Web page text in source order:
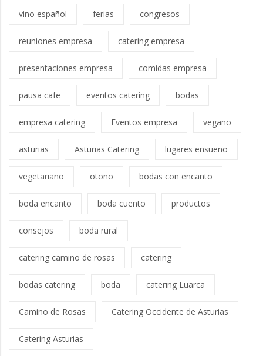
vino español ferias congresos
reuniones empresa catering empresa
presentaciones empresa comidas empresa
pausa cafe eventos catering bodas
empresa catering Eventos empresa vegano
asturias Asturias Catering lugares ensueño
vegetariano otoño bodas con encanto
boda encanto boda cuento productos
consejos boda rural
catering camino de rosas catering
bodas catering boda catering Luarca
Camino de Rosas Catering Occidente de Asturias
Catering Asturias